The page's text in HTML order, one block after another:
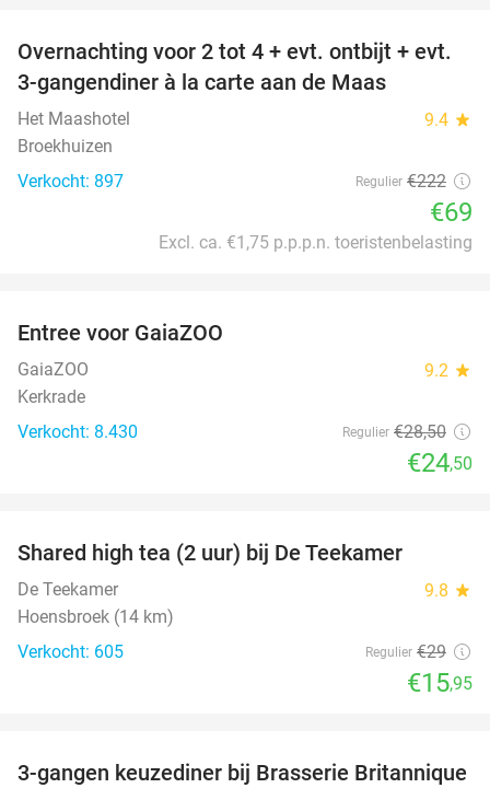
69%
Overnachting voor 2 tot 4 + evt. ontbijt + evt.
3-gangendiner à la carte aan de Maas
Het Maashotel 9.4 star
Broekhuizen
Verkocht: 897
Regulier €222
€69
Excl. ca. €1,75 p.p.p.n. toeristenbelasting
Entree voor GaiaZOO
GaiaZOO 9.2 star
Kerkrade
Verkocht: 8.430
Regulier €28,50
€24,50
Shared high tea (2 uur) bij De Teekamer
De Teekamer 9.8 star
Hoensbroek (14 km)
Verkocht: 605
Regulier €29
€15,95
3-gangen keuzediner bij Brasserie Britannique